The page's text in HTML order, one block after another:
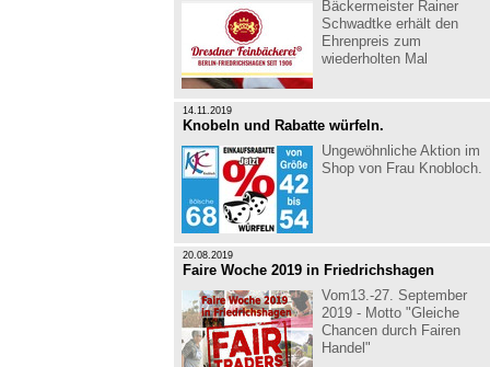
Bäckermeister Rainer
Schwadtke erhält den
Ehrenpreis zum
wiederholten Mal
14.11.2019
Knobeln und Rabatte würfeln.
Ungewöhnliche Aktion im
Shop von Frau Knobloch.
20.08.2019
Faire Woche 2019 in Friedrichshagen
Vom13.-27. September
2019 - Motto "Gleiche
Chancen durch Fairen
Handel"